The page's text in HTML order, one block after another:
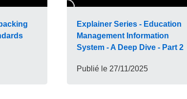
Explainer Series - Education
Management Information
System - A Deep Dive - Part 2
Publié le 27/11/2025